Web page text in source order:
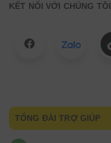
KẾT NỐI VỚI CHÚNG TÔI
TỔNG ĐÀI TRỢ GIÚP